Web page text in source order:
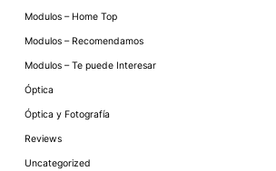
Modulos – Home Top
Modulos – Recomendamos
Modulos – Te puede Interesar
Óptica
Óptica y Fotografía
Reviews
Uncategorized